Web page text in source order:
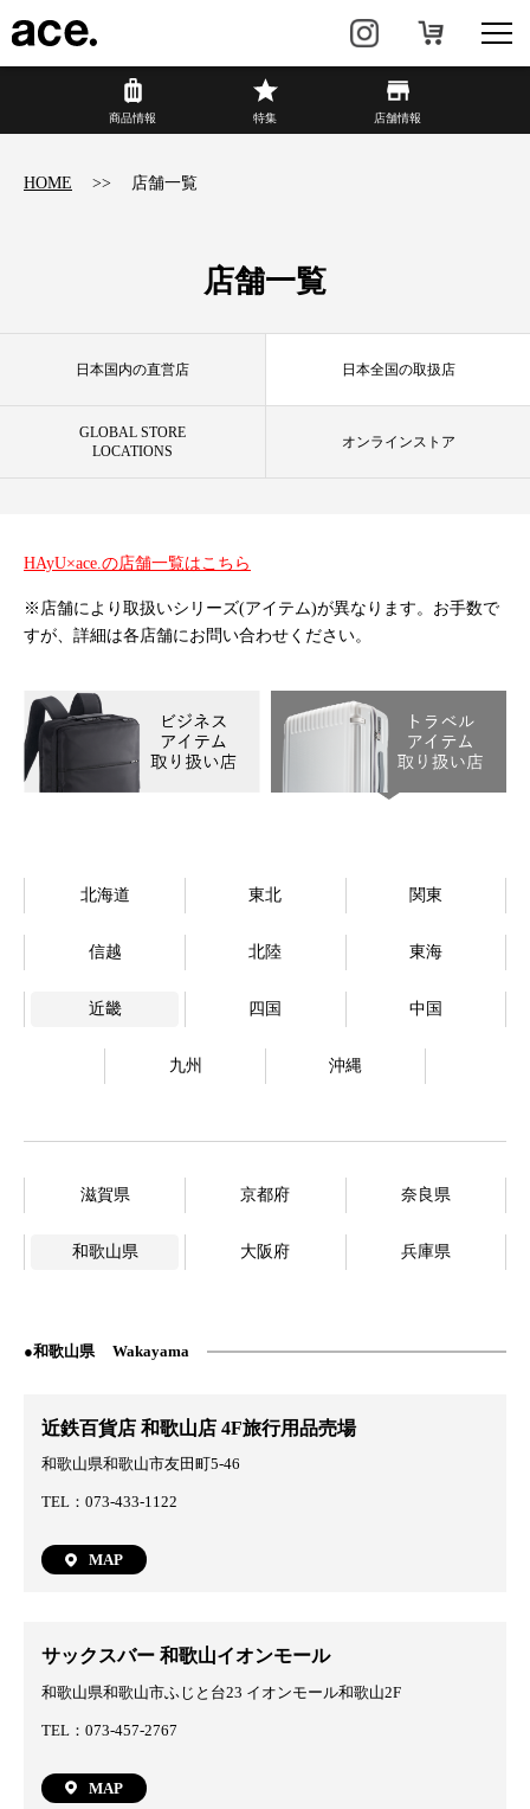
商品情報
バックパック
ace.とは
店舗情報
Language
商品情報 特集 店舗情報
HOME 店舗一覧
店舗一覧
日本国内の直営店 日本全国の取扱店
GLOBAL STORE
LOCATIONS
オンラインストア
HAyU×ace.の店舗一覧はこちら
※店舗により取扱いシリーズ(アイテム)が異なります。お手数で
すが、詳細は各店舗にお問い合わせください。
北海道 東北 関東
信越 北陸 東海
近畿 四国 中国
九州 沖縄
滋賀県 京都府 奈良県
和歌山県 大阪府 兵庫県
和歌山県 Wakayama
近鉄百貨店 和歌山店 4F旅行用品売場
和歌山県和歌山市友田町5-46
TEL：073-433-1122
MAP
サックスバー 和歌山イオンモール
和歌山県和歌山市ふじと台23 イオンモール和歌山2F
TEL：073-457-2767
MAP